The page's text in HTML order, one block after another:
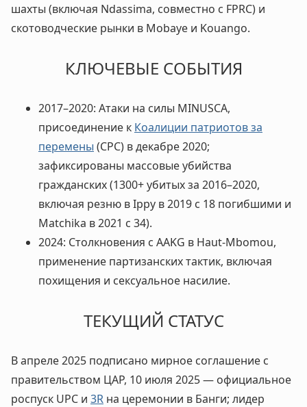
шахты (включая Ndassima, совместно с FPRC) и
скотоводческие рынки в Mobaye и Kouango.
КЛЮЧЕВЫЕ СОБЫТИЯ
2017–2020: Атаки на силы MINUSCA,
присоединение к Коалиции патриотов за
перемены (CPC) в декабре 2020;
зафиксированы массовые убийства
гражданских (1300+ убитых за 2016–2020,
включая резню в Ippy в 2019 с 18 погибшими и
Matchika в 2021 с 34).
2024: Столкновения с AAKG в Haut-Mbomou,
применение партизанских тактик, включая
похищения и сексуальное насилие.
ТЕКУЩИЙ СТАТУС
В апреле 2025 подписано мирное соглашение с
правительством ЦАР, 10 июля 2025 — официальное
роспуск UPC и 3R на церемонии в Банги; лидер